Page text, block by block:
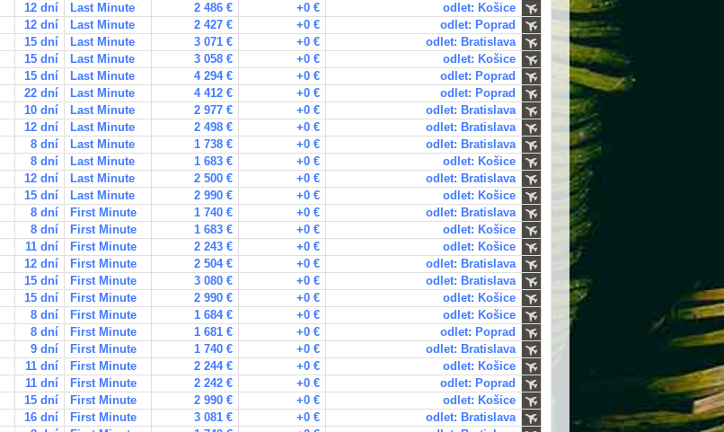
12 dní Last Minute 2 486 € +0 €
odlet: Košice
12 dní Last Minute 2 427 € +0 €
odlet: Poprad
15 dní Last Minute 3 071 € +0 €
odlet: Bratislava
15 dní Last Minute 3 058 € +0 €
odlet: Košice
15 dní Last Minute 4 294 € +0 €
odlet: Poprad
22 dní Last Minute 4 412 € +0 €
odlet: Poprad
10 dní Last Minute 2 977 € +0 €
odlet: Bratislava
12 dní Last Minute 2 498 € +0 €
odlet: Bratislava
8 dní Last Minute 1 738 € +0 €
odlet: Bratislava
8 dní Last Minute 1 683 € +0 €
odlet: Košice
12 dní Last Minute 2 500 € +0 €
odlet: Bratislava
15 dní Last Minute 2 990 € +0 €
odlet: Košice
8 dní First Minute 1 740 € +0 €
odlet: Bratislava
8 dní First Minute 1 683 € +0 €
odlet: Košice
11 dní First Minute 2 243 € +0 €
odlet: Košice
12 dní First Minute 2 504 € +0 €
odlet: Bratislava
15 dní First Minute 3 080 € +0 €
odlet: Bratislava
15 dní First Minute 2 990 € +0 €
odlet: Košice
8 dní First Minute 1 684 € +0 €
odlet: Košice
8 dní First Minute 1 681 € +0 €
odlet: Poprad
9 dní First Minute 1 740 € +0 €
odlet: Bratislava
11 dní First Minute 2 244 € +0 €
odlet: Košice
11 dní First Minute 2 242 € +0 €
odlet: Poprad
15 dní First Minute 2 990 € +0 €
odlet: Košice
16 dní First Minute 3 081 € +0 €
odlet: Bratislava